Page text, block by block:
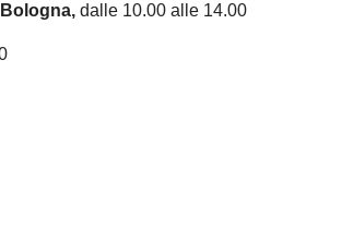
dalle 10.00 alle 14.00